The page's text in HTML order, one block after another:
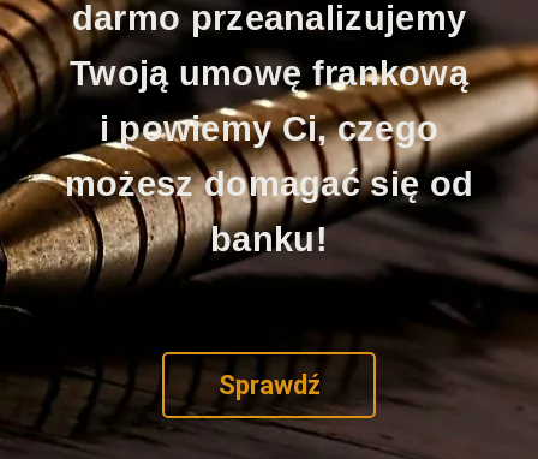
darmo przeanalizujemy
Twoją umowę frankową
i powiemy Ci, czego
możesz domagać się od
banku!
Sprawdź